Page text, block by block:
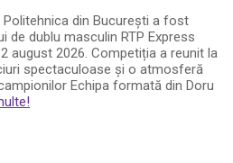
din București a fost
de dublu masculin RTP Express
august 2026. Competiția a reunit la
spectaculoase și o atmosferă
Echipa formată din Doru